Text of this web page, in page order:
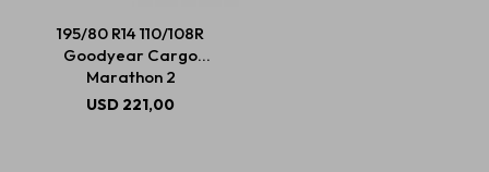
195/80 R14 110/108R
Goodyear Cargo
Marathon 2
USD 221,00